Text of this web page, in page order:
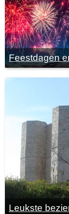
Feestdagen
Leukste